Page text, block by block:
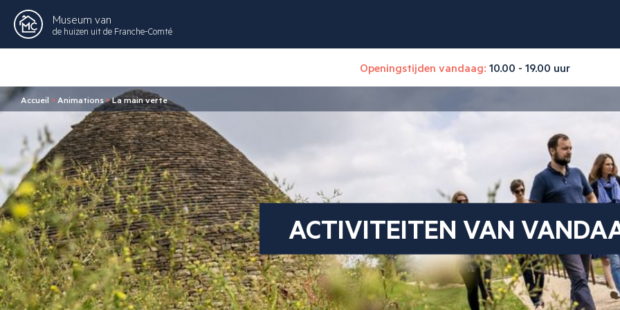
Museum van
de huizen uit de Franche-Comté
Openingstijden vandaag: 10.00 - 19.00 uur
Accueil > Animations>La main verte
ACTIVITEITEN VAN